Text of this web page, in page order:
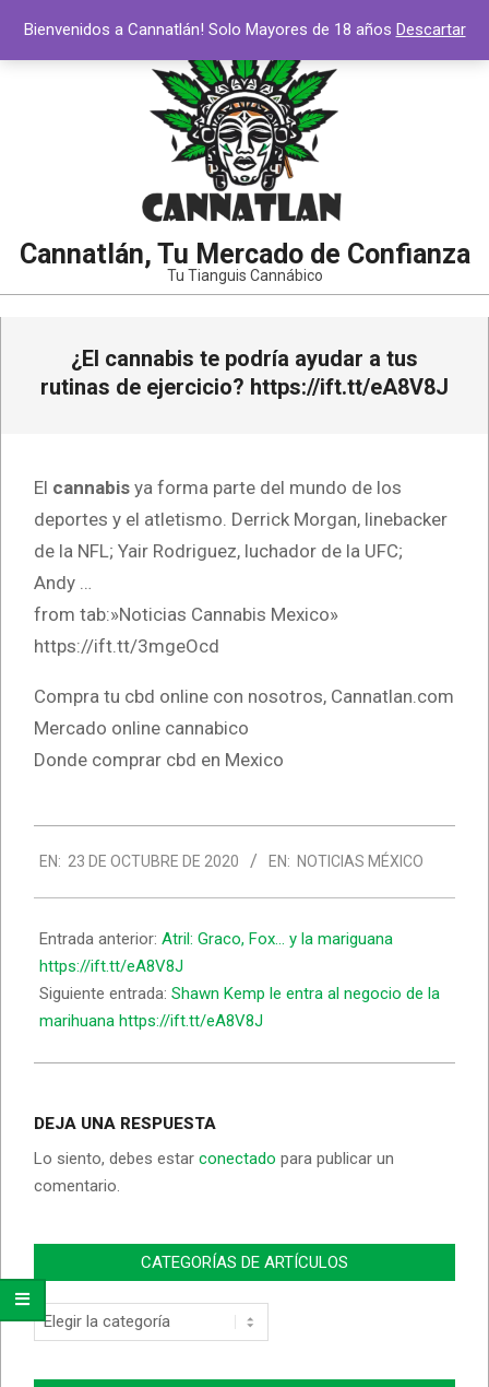
contenido
Cannatlán, Tu Mercado de Confianza
Tu Tianguis Cannábico
navegación
¿El cannabis te podría ayudar a tus
rutinas de ejercicio? https://ift.tt/eA8V8J
El cannabis ya forma parte del mundo de los
deportes y el atletismo. Derrick Morgan, linebacker
de la NFL; Yair Rodriguez, luchador de la UFC;
Andy …
from tab:»Noticias Cannabis Mexico»
https://ift.tt/3mgeOcd
Compra tu cbd online con nosotros, Cannatlan.com
Mercado online cannabico
Donde comprar cbd en Mexico
10-
23
EN: 23 DE OCTUBRE DE 2020 EN: NOTICIAS MÉXICO
Entrada anterior: Atril: Graco, Fox… y la mariguana
https://ift.tt/eA8V8J
Siguiente entrada: Shawn Kemp le entra al negocio de la
marihuana https://ift.tt/eA8V8J
DEJA UNA RESPUESTA
Lo siento, debes estar conectado para publicar un
comentario.
CATEGORÍAS DE ARTÍCULOS
Categorías
de
Bienvenidos a Cannatlán! Solo Mayores de 18 años Descartar